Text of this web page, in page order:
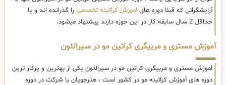
آرایشگرانی که قبلا دوره های اموزش کراتینه تخصصی را گذرانده اند و یا
حداقل 2 سال سابقه کار در این حوزه دارند پیشنهاد میشود.
آموزش مستری و مربیگری کراتین مو در سیرالئون
اموزش مستری و مربیگری کراتین مو در سیرالئون یکی از بهترین و پرکار ترین
دوره های آموزش کراتینه مو در کشور است ، هنرجویان با شرکت در دوره